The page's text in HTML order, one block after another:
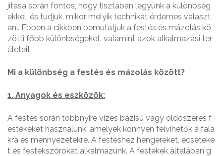
jítása során fontos, hogy tisztában legyünk a különbség
ekkel, és tudjuk, mikor melyik technikát érdemes választ
ani. Ebben a cikkben bemutatjuk a festés és mázolás kö
zötti főbb különbségeket, valamint azok alkalmazási ter
ületeit.
Mi a különbség a festés és mázolás között?
1. Anyagok és eszközök:
A festés során többnyire vizes bázisú vagy oldószeres f
estékeket használunk, amelyek könnyen felvihetők a fala
kra és mennyezetekre. A festéshez hengereket, ecseteke
t és festékszórókat alkalmazunk. A festékek általában g